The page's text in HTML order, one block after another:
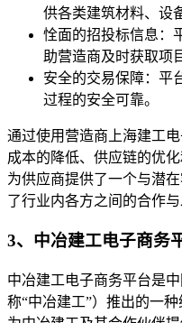
供各类建筑材料、设
恮面的招投标信息：
助营造商及时获取项
安全的交易保障：平
过程的安全可靠。
通过使用营造商上海建工
成本的降低、供应链的优
为供应商提供了一个与潜
了行业内各方之间的合作与
3、中冶建工电子商务
中冶建工电子商务平台是
称“中冶建工”）推出的一